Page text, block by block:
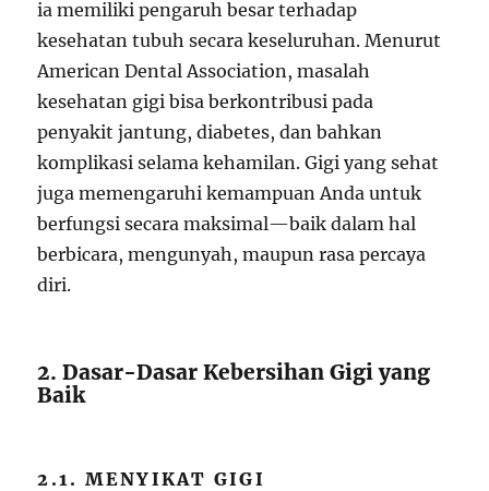
ia memiliki pengaruh besar terhadap
kesehatan tubuh secara keseluruhan. Menurut
American Dental Association, masalah
kesehatan gigi bisa berkontribusi pada
penyakit jantung, diabetes, dan bahkan
komplikasi selama kehamilan. Gigi yang sehat
juga memengaruhi kemampuan Anda untuk
berfungsi secara maksimal—baik dalam hal
berbicara, mengunyah, maupun rasa percaya
diri.
2. Dasar-Dasar Kebersihan Gigi yang
Baik
2.1. MENYIKAT GIGI